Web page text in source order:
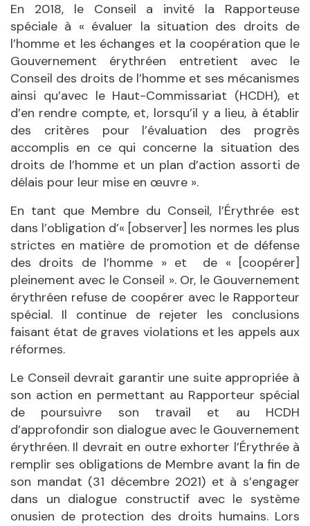
En 2018, le Conseil a invité la Rapporteuse
spéciale à « évaluer la situation des droits de
l’homme et les échanges et la coopération que le
Gouvernement érythréen entretient avec le
Conseil des droits de l’homme et ses mécanismes
ainsi qu’avec le Haut-Commissariat (HCDH), et
d’en rendre compte, et, lorsqu’il y a lieu, à établir
des critères pour l’évaluation des progrès
accomplis en ce qui concerne la situation des
droits de l’homme et un plan d’action assorti de
délais pour leur mise en œuvre ».
En tant que Membre du Conseil, l’Érythrée est
dans l’obligation d’« [observer] les normes les plus
strictes en matière de promotion et de défense
des droits de l’homme » et de « [coopérer]
pleinement avec le Conseil ». Or, le Gouvernement
érythréen refuse de coopérer avec le Rapporteur
spécial. Il continue de rejeter les conclusions
faisant état de graves violations et les appels aux
réformes.
Le Conseil devrait garantir une suite appropriée à
son action en permettant au Rapporteur spécial
de poursuivre son travail et au HCDH
d’approfondir son dialogue avec le Gouvernement
érythréen. Il devrait en outre exhorter l’Érythrée à
remplir ses obligations de Membre avant la fin de
son mandat (31 décembre 2021) et à s’engager
dans un dialogue constructif avec le système
onusien de protection des droits humains. Lors